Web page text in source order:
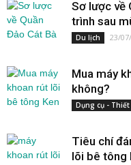
Sơ lược về
trình sau
Du lịch 23/
Mua máy
không?
Dụng cụ -
Tiêu chí
lõi bê tông